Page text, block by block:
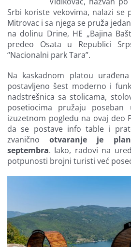
Srbi koriste vekovima, nalazi se
Mitrovac i sa njega se pruža
na dolinu Drine, HE „Bajina
predeo Osata u Republici
“Nacionalni park Tara”.
Na kaskadnom platou
postavljeno šest moderno i
nadstrešnica sa stolicama,
posetiocima pružaju
izuzetnom pogledu na ovaj deo
da se postave info table i
zvaničnootvaranje je
septembra. Iako, radovi na
potpunosti brojni turisti već